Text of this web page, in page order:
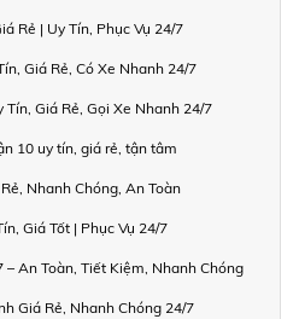
Rẻ | Uy Tín, Phục Vụ 24/7
Giá Rẻ, Có Xe Nhanh 24/7
Tín, Giá Rẻ, Gọi Xe Nhanh 24/7
10 uy tín, giá rẻ, tận tâm
Nhanh Chóng, An Toàn
Giá Tốt | Phục Vụ 24/7
– An Toàn, Tiết Kiệm, Nhanh Chóng
Giá Rẻ, Nhanh Chóng 24/7